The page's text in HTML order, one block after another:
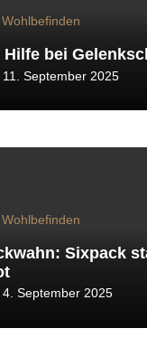
bei
11. September 2025
Sixpack
4. September 2025